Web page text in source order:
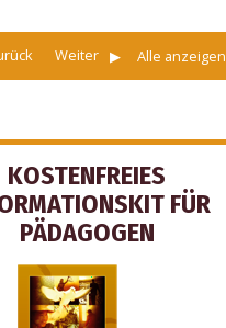
Weiter Alle anzeigen
KOSTENFREIES
FÜR
PÄDAGOGEN